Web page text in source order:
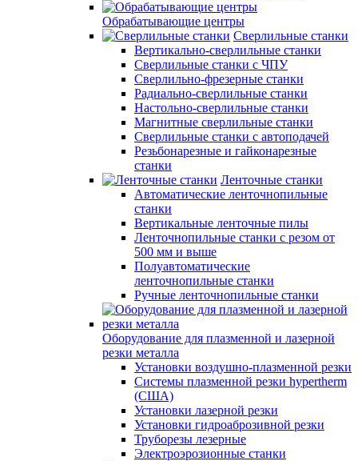
Обрабатывающие центры
Сверлильные станки
Вертикально-сверлильные станки
Сверлильные станки с ЧПУ
Сверлильно-фрезерные станки
Радиально-сверлильные станки
Настольно-сверлильные станки
Магнитные сверлильные станки
Сверлильные станки с автоподачей
Резьбонарезные и гайконарезные
станки
Ленточные станки
Автоматические ленточнопильные
станки
Вертикальные ленточные пилы
Ленточнопильные станки с резом от
500 мм и выше
Полуавтоматические
ленточнопильные станки
Ручные ленточнопильные станки
Оборудование для плазменной и лазерной
резки металла
Установки воздушно-плазменной резки
Системы плазменной резки hypertherm
(США)
Установки лазерной резки
Установки гидроаброзивной резки
Труборезы лезерные
Электроэрозионные станки